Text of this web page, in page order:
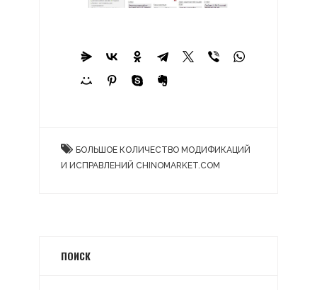
БОЛЬШОЕ КОЛИЧЕСТВО МОДИФИКАЦИЙ
И ИСПРАВЛЕНИЙ CHINOMARKET.COM
ПОИСК